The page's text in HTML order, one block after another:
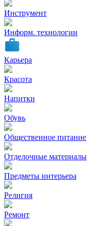
Инструмент
Информ. технологии
Карьера
Красота
Напитки
Обувь
Общественное питание
Отделочные материалы
Предметы интерьера
Религия
Ремонт